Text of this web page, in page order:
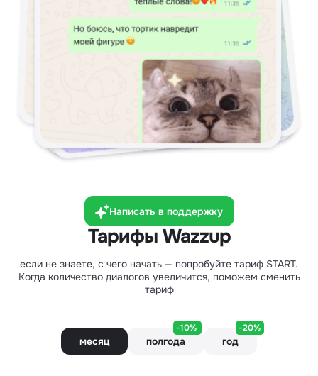
Написать в поддержку
Тарифы Wazzup
если не знаете, с чего начать — попробуйте тариф START.
Когда количество диалогов увеличится, поможем сменить
тариф
месяц полгода
-10%
год
-20%